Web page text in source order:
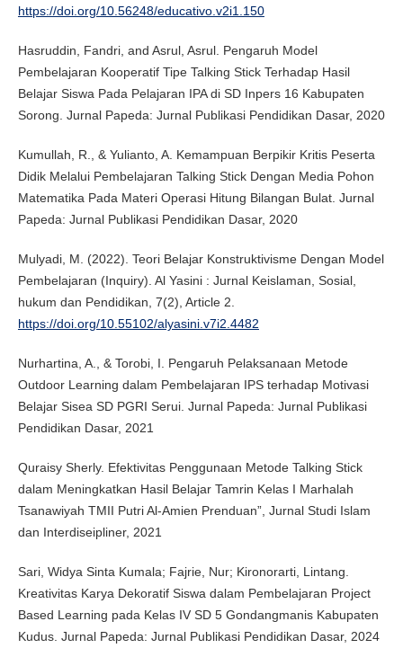
https://doi.org/10.56248/educativo.v2i1.150
Hasruddin, Fandri, and Asrul, Asrul. Pengaruh Model
Pembelajaran Kooperatif Tipe Talking Stick Terhadap Hasil
Belajar Siswa Pada Pelajaran IPA di SD Inpers 16 Kabupaten
Sorong. Jurnal Papeda: Jurnal Publikasi Pendidikan Dasar, 2020
Kumullah, R., & Yulianto, A. Kemampuan Berpikir Kritis Peserta
Didik Melalui Pembelajaran Talking Stick Dengan Media Pohon
Matematika Pada Materi Operasi Hitung Bilangan Bulat. Jurnal
Papeda: Jurnal Publikasi Pendidikan Dasar, 2020
Mulyadi, M. (2022). Teori Belajar Konstruktivisme Dengan Model
Pembelajaran (Inquiry). Al Yasini : Jurnal Keislaman, Sosial,
hukum dan Pendidikan, 7(2), Article 2.
https://doi.org/10.55102/alyasini.v7i2.4482
Nurhartina, A., & Torobi, I. Pengaruh Pelaksanaan Metode
Outdoor Learning dalam Pembelajaran IPS terhadap Motivasi
Belajar Sisea SD PGRI Serui. Jurnal Papeda: Jurnal Publikasi
Pendidikan Dasar, 2021
Quraisy Sherly. Efektivitas Penggunaan Metode Talking Stick
dalam Meningkatkan Hasil Belajar Tamrin Kelas I Marhalah
Tsanawiyah TMII Putri Al-Amien Prenduan”, Jurnal Studi Islam
dan Interdiseipliner, 2021
Sari, Widya Sinta Kumala; Fajrie, Nur; Kironorarti, Lintang.
Kreativitas Karya Dekoratif Siswa dalam Pembelajaran Project
Based Learning pada Kelas IV SD 5 Gondangmanis Kabupaten
Kudus. Jurnal Papeda: Jurnal Publikasi Pendidikan Dasar, 2024